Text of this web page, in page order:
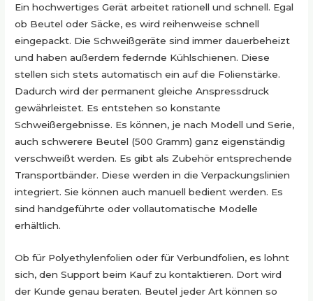
Ein hochwertiges Gerät arbeitet rationell und schnell. Egal
ob Beutel oder Säcke, es wird reihenweise schnell
eingepackt. Die Schweißgeräte sind immer dauerbeheizt
und haben außerdem federnde Kühlschienen. Diese
stellen sich stets automatisch ein auf die Folienstärke.
Dadurch wird der permanent gleiche Anspressdruck
gewährleistet. Es entstehen so konstante
Schweißergebnisse. Es können, je nach Modell und Serie,
auch schwerere Beutel (500 Gramm) ganz eigenständig
verschweißt werden. Es gibt als Zubehör entsprechende
Transportbänder. Diese werden in die Verpackungslinien
integriert. Sie können auch manuell bedient werden. Es
sind handgeführte oder vollautomatische Modelle
erhältlich.
Ob für Polyethylenfolien oder für Verbundfolien, es lohnt
sich, den Support beim Kauf zu kontaktieren. Dort wird
der Kunde genau beraten. Beutel jeder Art können so